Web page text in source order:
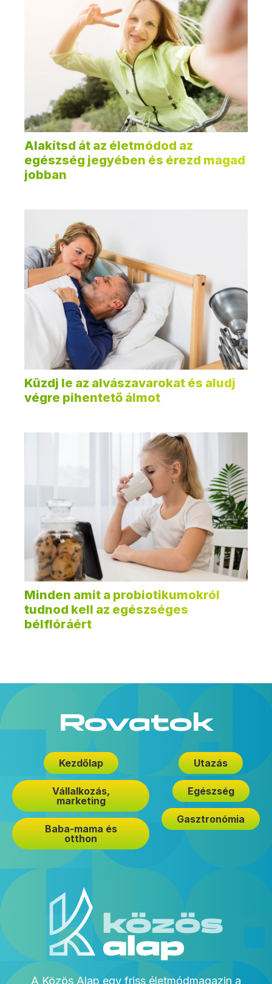
Alakítsd át az életmódod az
egészség jegyében és érezd magad
jobban
Küzdj le az alvászavarokat és aludj
végre pihentető álmot
Minden amit a probiotikumokról
tudnod kell az egészséges
bélflóráért
Rovatok
Kezdőlap
Vállalkozás,
marketing
Baba-mama és
otthon
Utazás
Egészség
Gasztronómia
A Közös Alap egy friss életmódmagazin a